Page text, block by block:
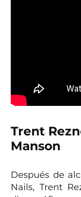
Trent
Manson
Después de
Nails, Trent